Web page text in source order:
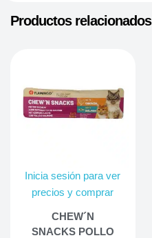
Productos relacionados
Inicia sesión para ver
precios y comprar
CHEW´N
SNACKS POLLO